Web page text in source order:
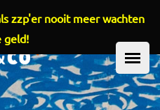
gaan
zzp'er nooit meer wachten
geld!